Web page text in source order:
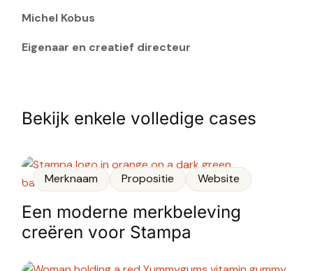
Michel Kobus
Eigenaar en creatief directeur
Bekijk enkele volledige cases
Merknaam Propositie Website
Een moderne merkbeleving
creëren voor Stampa